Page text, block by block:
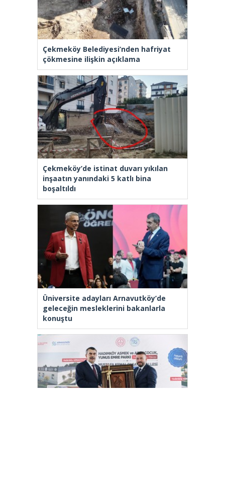
Çekmeköy Belediyesi’nden hafriyat
çökmesine ilişkin açıklama
Çekmeköy’de istinat duvarı yıkılan
inşaatın yanındaki 5 katlı bina
boşaltıldı
Üniversite adayları Arnavutköy’de
geleceğin mesleklerini bakanlarla
konuştu